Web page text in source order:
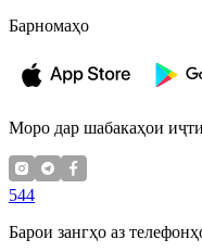
Барномаҳо
Моро дар шабакаҳои
544
Барои зангҳо аз